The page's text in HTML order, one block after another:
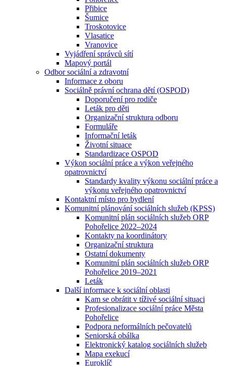
Přibice
Šumice
Troskotovice
Vlasatice
Vranovice
Vyjádření správců sítí
Mapový portál
Odbor sociální a zdravotní
Informace z oboru
Sociálně právní ochrana dětí (OSPOD)
Doporučení pro rodiče
Leták pro děti
Organizační struktura odboru
Formuláře
Informační leták
Životní situace
Standardizace OSPOD
Výkon sociální práce a výkon veřejného
opatrovnictví
Standardy kvality výkonu sociální práce a
výkonu veřejného opatrovnictví
Kontaktní místo pro bydlení
Komunitní plánování sociálních služeb (KPSS)
Komunitní plán sociálních služeb ORP
Pohořelice 2022–2024
Kontakty na koordinátory
Organizační struktura
Ostatní dokumenty
Komunitní plán sociálních služeb ORP
Pohořelice 2019–2021
Leták
Další informace k sociální oblasti
Kam se obrátit v tíživé sociální situaci
Profesionalizace sociální práce Města
Pohořelice
Podpora neformálních pečovatelů
Seniorská obálka
Elektronický katalog sociálních služeb
Mapa exekucí
Euroklíč